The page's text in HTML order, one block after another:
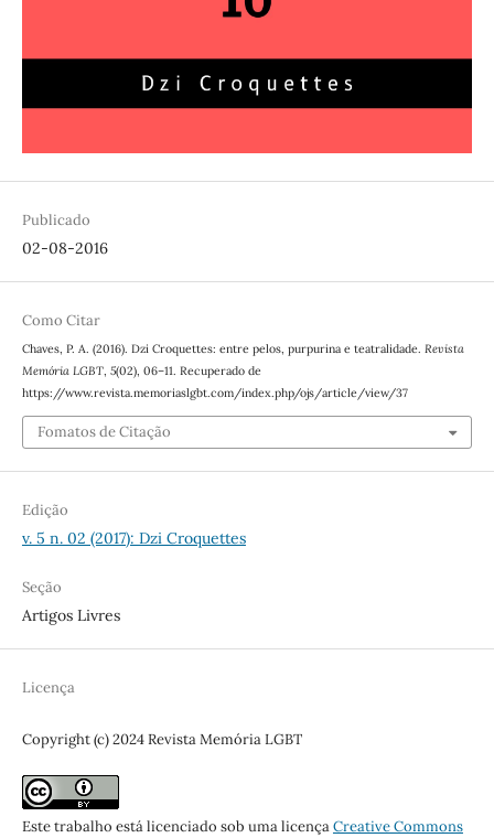
Publicado
02-08-2016
Como Citar
Chaves, P. A. (2016). Dzi Croquettes: entre pelos, purpurina e teatralidade. Revista
Memória LGBT, 5(02), 06–11. Recuperado de
https://www.revista.memoriaslgbt.com/index.php/ojs/article/view/37
Fomatos de Citação
Edição
v. 5 n. 02 (2017): Dzi Croquettes
Seção
Artigos Livres
Licença
Copyright (c) 2024 Revista Memória LGBT
Este trabalho está licenciado sob uma licençaCreative Commons